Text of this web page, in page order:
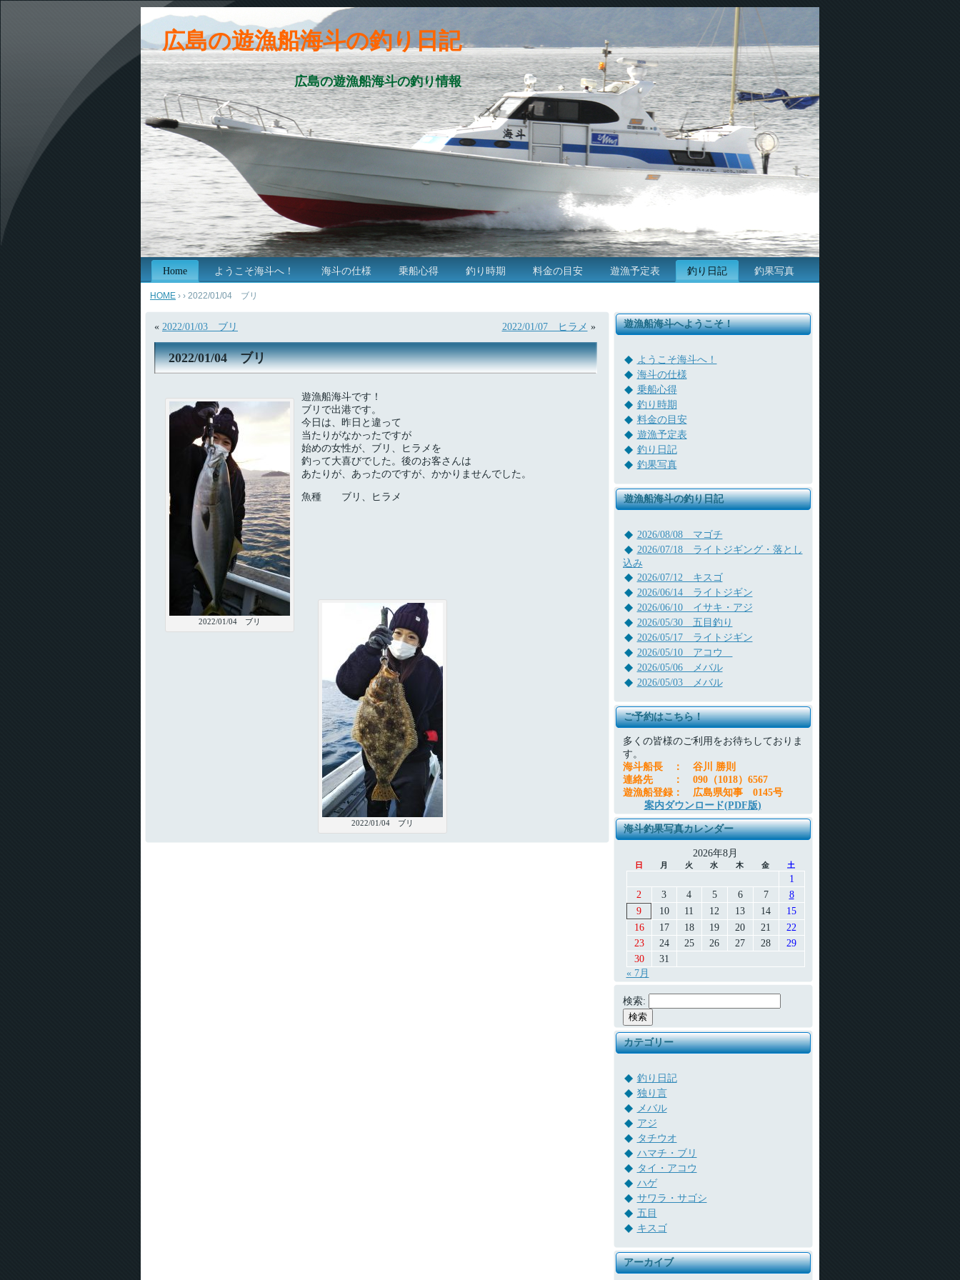
広島の遊漁船海斗の釣り日記
広島の遊漁船海斗の釣り情報
Home ようこそ海斗へ！ 海斗の仕様 乗船心得 釣り時期 料金の目安 遊漁予定表 釣り日記 釣果写真
HOME › › 2022/01/04 ブリ
« 2022/01/03 ブリ 2022/01/07 ヒラメ »
2022/01/04 ブリ
2022/01/04 ブリ
遊漁船海斗です！
ブリで出港です。
今日は、昨日と違って
当たりがなかったですが
始めの女性が、ブリ、ヒラメを
釣って大喜びでした。後のお客さんは
あたりが、あったのですが、かかりませんでした。
魚種 ブリ、ヒラメ
2022/01/04 ブリ
遊漁船海斗へようこそ！
ようこそ海斗へ！
海斗の仕様
乗船心得
釣り時期
料金の目安
遊漁予定表
釣り日記
釣果写真
遊漁船海斗の釣り日記
2026/08/08 マゴチ
2026/07/18 ライトジギング・落とし
込み
2026/07/12 キスゴ
2026/06/14 ライトジギン
2026/06/10 イサキ・アジ
2026/05/30 五目釣り
2026/05/17 ライトジギン
2026/05/10 アコウ
2026/05/06 メバル
2026/05/03 メバル
ご予約はこちら！
多くの皆様のご利用をお待ちしておりま
す。
海斗船長
：
谷川 勝則
連絡先
：
090（1018）6567
遊漁船登録：
広島県知事 0145号
案内ダウンロード(PDF版)
海斗釣果写真カレンダー
2026年8月
日 月 火 水 木 金 土
« 7月
1
2
3 4 5 6 7
8
9
10 11 12 13 14
15
16
17 18 19 20 21
22
23
24 25 26 27 28
29
30
31
検索:
カテゴリー
釣り日記
独り言
メバル
アジ
タチウオ
ハマチ・ブリ
タイ・アコウ
ハゲ
サワラ・サゴシ
五目
キスゴ
アーカイブ